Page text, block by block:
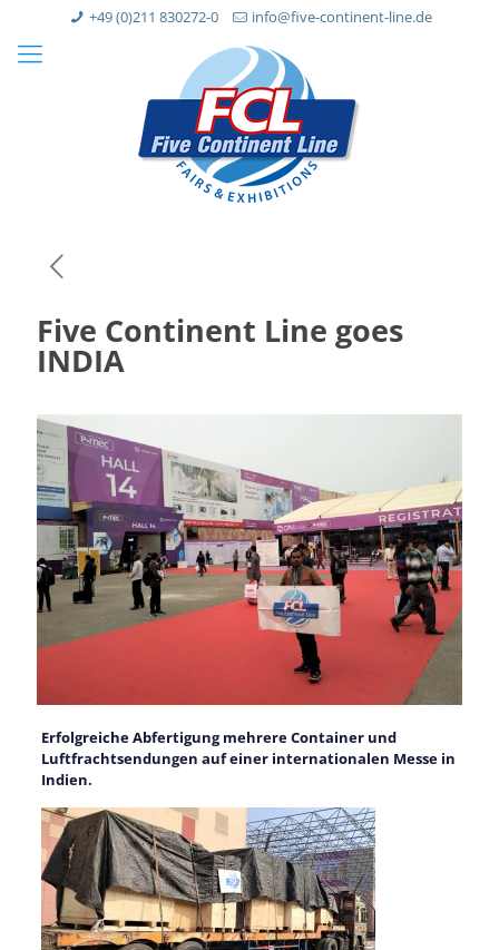
+49 (0)211 830272-0 info@five-continent-line.de
Five Continent Line goes
INDIA
Erfolgreiche Abfertigung mehrere Container und
Luftfrachtsendungen auf einer internationalen Messe in
Indien.